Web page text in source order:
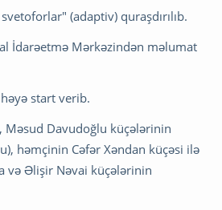
(adaptiv) quraşdırılıb.
İdarəetmə Mərkəzindən məlumat
start verib.
Məsud Davudoğlu küçələrinin
həmçinin Cəfər Xəndan küçəsi ilə
və Əlişir Nəvai küçələrinin